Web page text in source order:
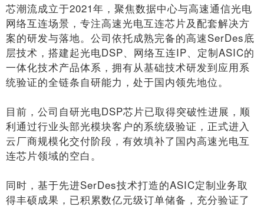
芯潮流成立于2021年，聚焦数据中心与高速通信光电
网络互连场景，专注高速光电互连芯片及配套解决方
案的研发与落地。公司依托成熟完备的高速SerDes底
层技术，搭建起光电DSP、网络互连IP、定制ASIC的
一体化技术产品体系，拥有从基础技术研发到应用系
统验证的全链条自研能力，处于国内领先地位。
目前，公司自研光电DSP芯片已取得突破性进展，顺
利通过行业头部光模块客户的系统级验证，正式进入
云厂商规模化交付阶段，有效填补了国内高速光电互
连芯片领域的空白。
同时，基于先进SerDes技术打造的ASIC定制业务取
得丰硕成果，已积累数亿元级订单储备，充分验证了